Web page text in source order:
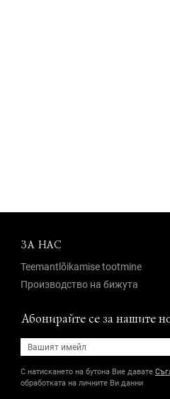
ЗА НАС
Teemantlõikamise tootmine
Производство на бижута
Абонирайте се за нашите
С натискането на бутона Вие давате
обработката на личните Ви данни